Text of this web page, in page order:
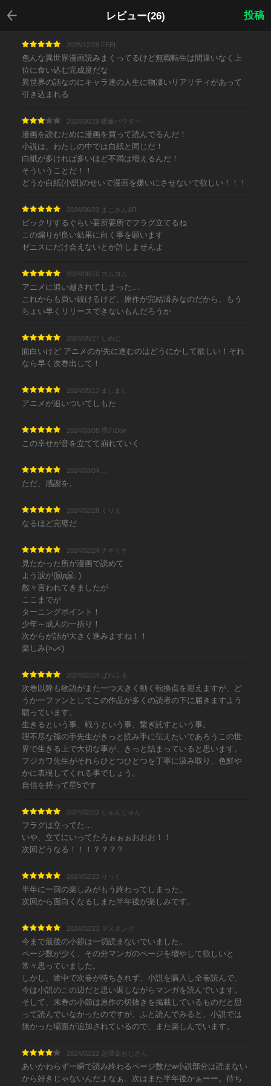
レビュー(26)
戻る
投稿
2025/12/28 FEEL
色んな異世界漫画読みまくってるけど無職転生は間違いなく上
位に食い込む完成度だな
異世界の話なのにキャラ達の人生に物凄いリアリティがあって
引き込まれる
2024/06/29 暖簾パウダー
漫画を読むために漫画を買って読んでるんだ！
小説は、わたしの中では白紙と同じだ！
白紙が多ければ多いほど不満は増えるんだ！
そういうことだ！！
どうか白紙(小説)のせいで漫画を嫌いにさせないで欲しい！！！
2024/06/23 まこさん&R
ビックリするぐらい要所要所でフラグ立てるね
この煽りが良い結果に向く事を願います
ゼニスにだけ会えないとか許しませんよ
2024/06/10 ヨムヨム
アニメに追い越されてしまった…
これからも買い続けるけど、原作が完結済みなのだから、もう
ちょい早くリリースできないもんだろうか
2024/05/27 しめじ
面白いけど アニメのが先に進むのはどうにかして欲しい！それ
なら早く次巻出して！
2024/05/13 ましまし
アニメが追いついてしもた
2024/03/08 堺のDon
この幸せが音を立てて崩れていく
2024/03/04 ...
ただ、感謝を。
2024/02/28 くりえ
なるほど完璧だ
2024/02/24 ナキリナ
見たかった所が漫画で読めて
よう涙が(இдஇ; )
散々言われてきましたが
ここまでが
ターニングポイント！
少年～成人の一括り！
次からが話が大きく進みますね！！
楽しみ(>ᴗ<)
2024/02/24 ぱわふる
次巻以降も物語がまた一つ大きく動く転換点を迎えますが、ど
うか一ファンとしてこの作品が多くの読者の下に届きますよう
願っています。
生きるという事、戦うという事、繋ぎ託すという事。
理不尽な孫の手先生がきっと読み手に伝えたいであろうこの世
界で生きる上で大切な事が、きっと詰まっていると思います。
フジカワ先生がそれらひとつひとつを丁寧に汲み取り、色鮮や
かに表現してくれる事でしょう。
自信を持って星5です
2024/02/23 じゅんじゅん
フラグは立ってた…
いや、立てにいってたろぉぉぉおおお！！
次回どうなる！！！？？？？
2024/02/23 りっく
半年に一回の楽しみがもう終わってしまった。
次回から面白くなるしまた半年後が楽しみです。
2024/02/23 マスタング
今まで最後の小節は一切読まないでいました。
ページ数が少く、その分マンガのページを増やして欲しいと
常々思っていました。
しかし、途中で次巻が待ちきれず、小説を購入し全巻読んで、
今は小説のこの辺だと思い返しながらマンガを読んでいます。
そして、末巻の小節は原作の切抜きを掲載しているものだと思
って読んでいなかったのですが、ふと読んでみると、小説では
無かった場面が追加されているので、また楽しんでいます。
2024/02/22 超課金おじさん
あいかわらず一瞬で読み終わるページ数だw小説部分は読まない
から好きじゃないんだよなぁ。次はまた半年後かぁーー。待ち